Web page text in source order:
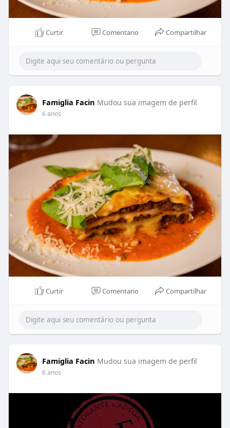
Curtir Comentario Compartilhar
Famiglia Facin Mudou sua imagem de perfil
6 anos
Curtir Comentario Compartilhar
Famiglia Facin Mudou sua imagem de perfil
6 anos